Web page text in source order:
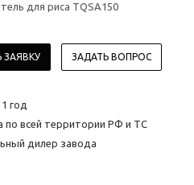
для риса TQSA150
ЗАЯВКУ ЗАДАТЬ ВОПРОС
год
по всей территории РФ и ТС
дилер завода